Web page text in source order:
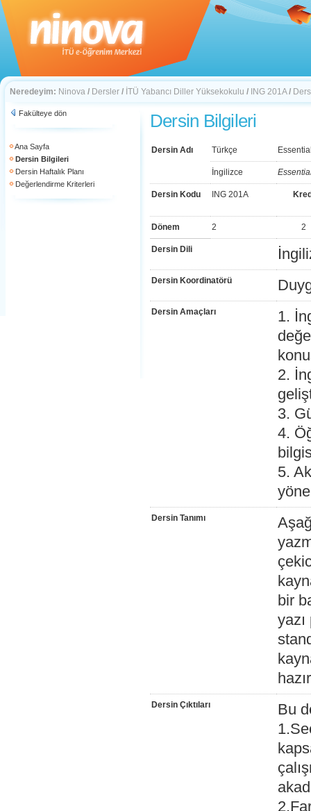
Neredeyim: Ninova / Dersler / İTÜ Yabancı Diller Yüksekokulu / ING 201A /
Fakülteye dön
Ana Sayfa
Dersin Bilgileri
Dersin Haftalık Planı
Değerlendirme Kriterleri
Dersin Bilgileri
Dersin Adı Türkçe
İngilizce
Dersin Kodu ING 201A
Dönem 2 2
Dersin Dili
Dersin Koordinatörü
Dersin Amaçları
1.
2.
3.
4.
5.
Dersin Tanımı
bir
Dersin Çıktıları
Bu